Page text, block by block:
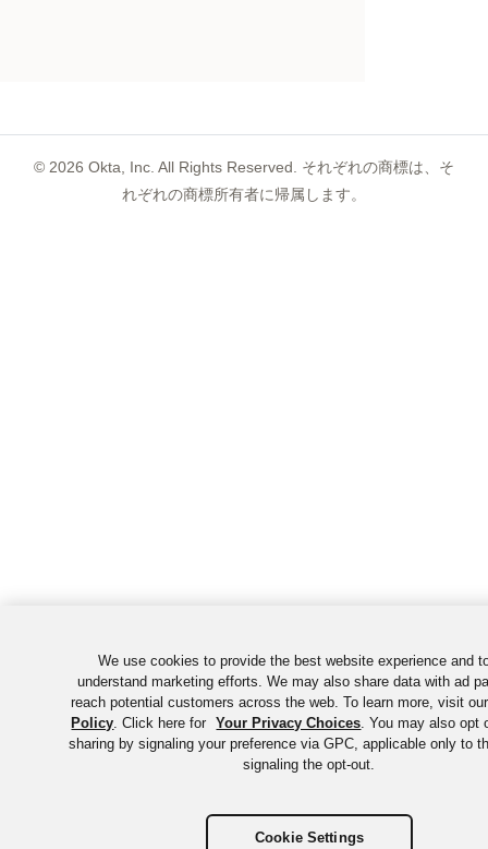
© 2026 Okta, Inc. All Rights Reserved. それぞれの商標は、そ
れぞれの商標所有者に帰属します。
We use cookies to provide the best website experience and
understand marketing efforts. We may also share data with ad
reach potential customers across the web. To learn more, visit
Policy. Click here for Your Privacy Choices. You may also opt
sharing by signaling your preference via GPC, applicable only to
signaling the opt-out.
Cookie Settings